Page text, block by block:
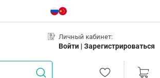
Личный кабинет:
Войти | Зарегистрироваться